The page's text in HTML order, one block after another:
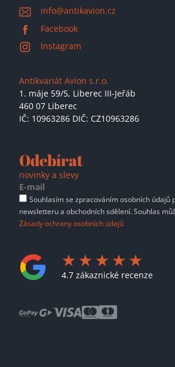
info@antikavion.cz
Facebook
Instagram
Antikvariát Avion s.r.o.
1. máje 59/5, Liberec III-Jeřáb
460 07 Liberec
IČ: 10963286 DIČ: CZ10963286
Odebírat
novinky a slevy
Souhlasím se zpracováním osobních údajů
newsletteru a obchodních sdělení. Souhlas
Zásady ochrany osobních údajů
4.7 zákaznické recenze